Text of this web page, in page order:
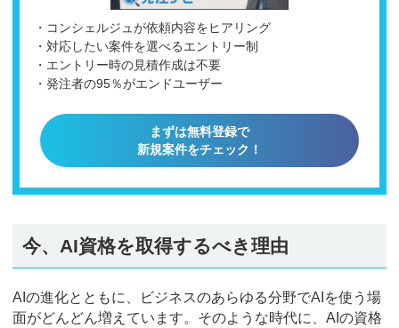
・コンシェルジュが依頼内容をヒアリング
・対応したい案件を選べるエントリー制
・エントリー時の見積作成は不要
・発注者の95％がエンドユーザー
まずは無料登録で
新規案件をチェック！
今、AI資格を取得するべき理由
AIの進化とともに、ビジネスのあらゆる分野でAIを使う場
面がどんどん増えています。そのような時代に、AIの資格